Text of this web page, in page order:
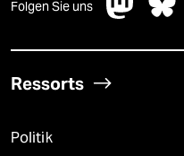
Folgen Sie uns
Ressorts
Politik